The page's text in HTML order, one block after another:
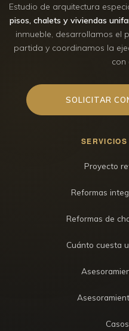
Estudio de arquitectura
pisos, chalets y viviendas
inmueble, desarrollamos el
partida y coordinamos la
con
SOLICITAR
Proyecto
Reformas
Reformas de
Cuánto cuesta